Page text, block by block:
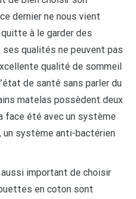
dernier ne nous vient
à le garder des
ses qualités ne peuvent pas
qualité de sommeil
de santé sans parler du
matelas possèdent deux
face été avec un système
un système anti-bactérien
important de choisir
en coton sont